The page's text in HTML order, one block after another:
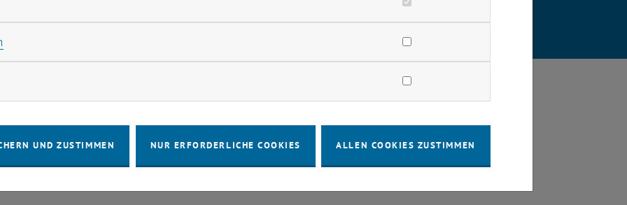
Cookies zulassen
UND ZUSTIMMEN NUR ERFORDERLICHE COOKIES ALLEN COOKIES ZUSTIMMEN